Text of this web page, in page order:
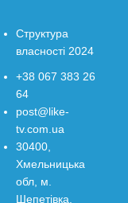
Структура
власності 2024
+38 067 383 26
64
post@like-
tv.com.ua
30400,
Хмельницька
обл, м.
Шепетівка,